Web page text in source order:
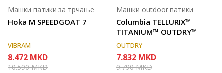
Hoka M SPEEDGOAT 7
Машки патики за трчање
VIBRAM
8.472 MKD
10.590MKD
Columbia TELLURIX™
TITANIUM™ OUTDRY™
Машки outdoor патики
OUTDRY
7.832 MKD
9.790MKD